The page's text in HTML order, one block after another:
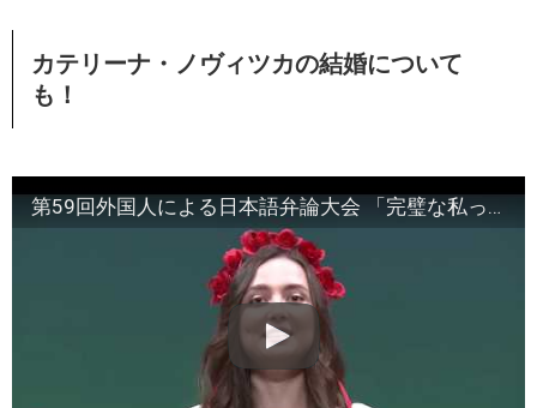
カテリーナ・ノヴィツカの結婚について
も！
第59回外国人による日本語弁論大会 「完璧な私って無理？」 カテリーナ ノヴィツカ／文部科学大臣賞